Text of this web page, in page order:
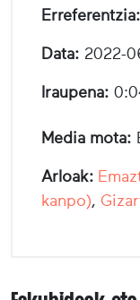
Erreferentzia:
Data: 2022-
Iraupena:
Media mota:
Arloak:
kanpo),